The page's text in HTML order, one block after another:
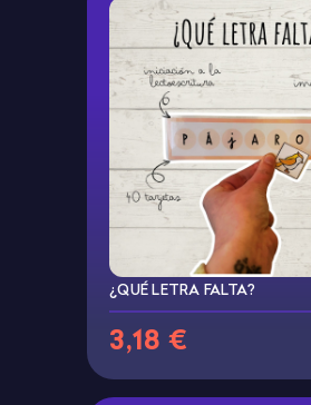
¿QUÉ LETRA FALTA?
3,18 €